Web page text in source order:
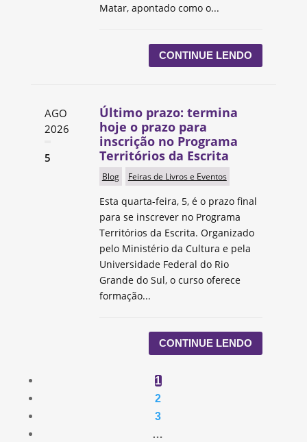
Matar, apontado como o...
CONTINUE LENDO
AGO
2026
5
Último prazo: termina
hoje o prazo para
inscrição no Programa
Territórios da Escrita
Blog Feiras de Livros e Eventos
Esta quarta-feira, 5, é o prazo final
para se inscrever no Programa
Territórios da Escrita. Organizado
pelo Ministério da Cultura e pela
Universidade Federal do Rio
Grande do Sul, o curso oferece
formação...
CONTINUE LENDO
1
2
3
…